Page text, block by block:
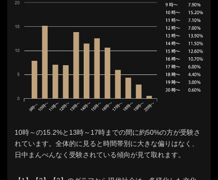
10時～の15.2%と13時～17時までの間に約50%の方が受験さ
れています。全体的に見ると時間帯別に大きな偏りはなく、
日中まんべんなく受験されている傾向が見て取れます。